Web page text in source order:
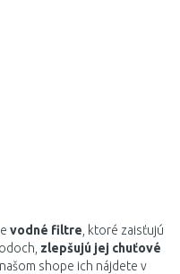
vodné filtre , ktoré zaisťujú
zlepšujú jej chuťové
shope ich nájdete v